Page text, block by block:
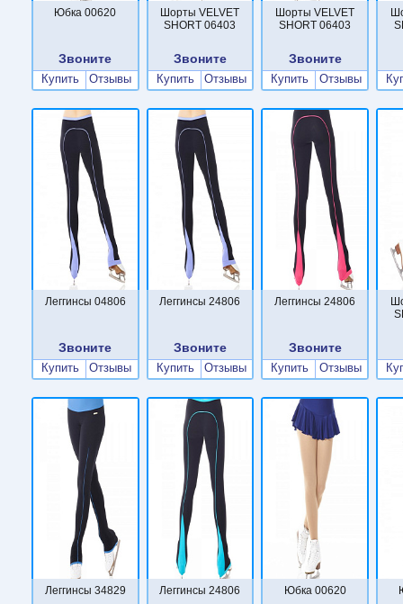
Юбка 00620
Звоните
Купить Отзывы
Шорты VELVET
SHORT 06403
Звоните
Купить Отзывы
Шорты VELVET
SHORT 06403
Звоните
Купить Отзывы
Леггинсы 04806
Звоните
Купить Отзывы
Леггинсы 24806
Звоните
Купить Отзывы
Леггинсы 24806
Звоните
Купить Отзывы
Леггинсы 34829 Леггинсы 24806 Юбка 00620